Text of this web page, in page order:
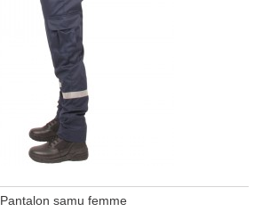
Pantalon samu femme